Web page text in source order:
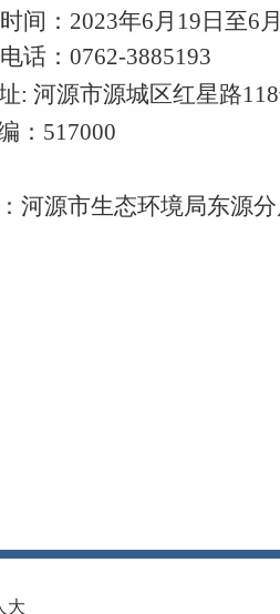
间：2023年6月19日至6月
话：0762-3885193
: 河源市源城区红星路
：517000
河源市生态环境局东源
大